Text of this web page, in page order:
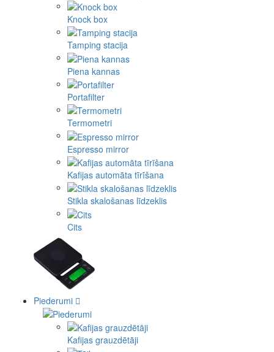
Knock box
Tamping stacija
Piena kannas
Portafilter
Termometri
Espresso mirror
Kafijas automāta tīrīšana
Stikla skalošanas līdzeklis
Cits
Piederumi
Kafijas grauzdētāji